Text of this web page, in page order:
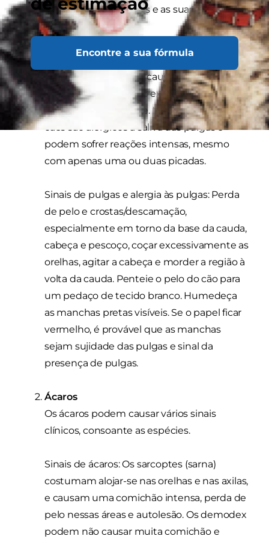
Encontre a sua fórmula
problemas de pele em cães e as suas diferenças
subtis.
Pulgas
As picadas de pulgacausam irritação, que
pode ser ligeira se não existir uma
infestação muito forte. No entanto, alguns
cães são alérgicos à saliva das pulgas e
podem sofrer reações intensas, mesmo
com apenas uma ou duas picadas.
Sinais de pulgas e alergia às pulgas: Perda
de pelo e crostas/descamação,
especialmente em torno da base da cauda,
cabeça e pescoço, coçar excessivamente as
orelhas, agitar a cabeça e morder a região à
volta da cauda. Penteie o pelo do cão para
um pedaço de tecido branco. Humedeça
as manchas pretas visíveis. Se o papel ficar
vermelho, é provável que as manchas
sejam sujidade das pulgas e sinal da
presença de pulgas.
Ácaros
Os ácaros podem causar vários sinais
clínicos, consoante as espécies.
Sinais de ácaros: Os sarcoptes (sarna)
costumam alojar-se nas orelhas e nas axilas,
e causam uma comichão intensa, perda de
pelo nessas áreas e autolesão. Os demodex
podem não causar muita comichão e